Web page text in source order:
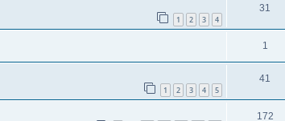
1 2 3 4
31
1
1 2 3 4 5
41
172